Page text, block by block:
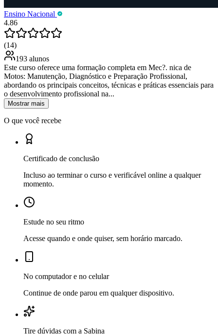
Ensino Nacional
4.86
(14)
193 alunos
Este curso oferece uma formação completa em Mec?. nica de
Motos: Manutenção, Diagnóstico e Preparação Profissional,
abordando os principais conceitos, técnicas e práticas essenciais para
o desenvolvimento profissional na...
Mostrar mais
O que você recebe
Certificado de conclusão
Incluso ao terminar o curso e verificável online a qualquer
momento.
Estude no seu ritmo
Acesse quando e onde quiser, sem horário marcado.
No computador e no celular
Continue de onde parou em qualquer dispositivo.
Tire dúvidas com a Sabina